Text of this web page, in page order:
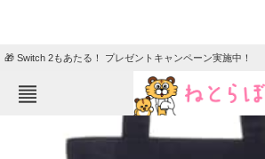
🎁 Switch 2もあたる！ プレゼントキャンペーン実施中！
ねとらぼメニュー